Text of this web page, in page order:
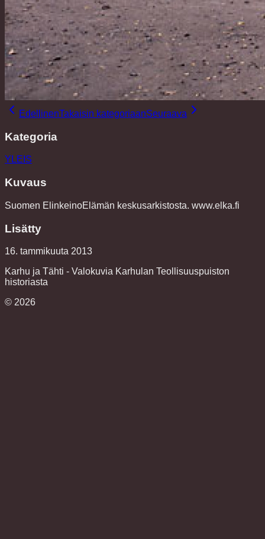
EdellinenTakaisin kategoriaanSeuraava
Kategoria
YLEIS
Kuvaus
Suomen ElinkeinoElämän keskusarkistosta. www.elka.fi
Lisätty
16. tammikuuta 2013
Karhu ja Tähti - Valokuvia Karhulan Teollisuuspuiston
historiasta
© 2026